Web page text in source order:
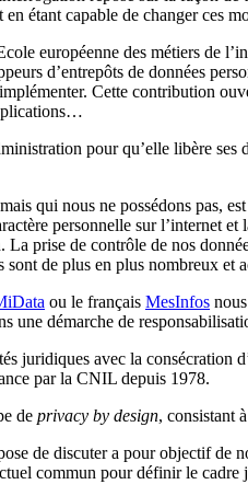
étant capable de changer ces
européenne des métiers de
d’entrepôts de données
Cette contribution
pour qu’elle libère
qui nous ne possédons pas,
personnelle sur l’internet
prise de contrôle de nos
sont de plus en plus nombreux et
ou le français MesInfos
une démarche de
juridiques avec la
par la CNIL depuis 1978.
de privacy by design, consistant
de discuter a pour objectif de
commun pour définir le